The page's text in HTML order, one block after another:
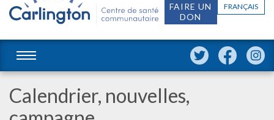
FRANÇAIS
FAIRE UN
DON
Calendrier, nouvelles,